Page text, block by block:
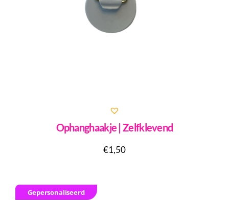
Ophanghaakje | Zelfklevend
€1,50
Gepersonaliseerd